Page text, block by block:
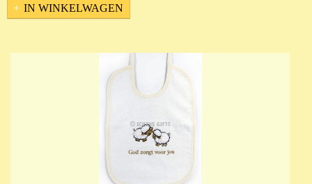
IN WINKELWAGEN